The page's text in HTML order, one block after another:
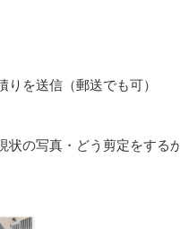
を送信（郵送でも可）
状の写真・どう剪定をする